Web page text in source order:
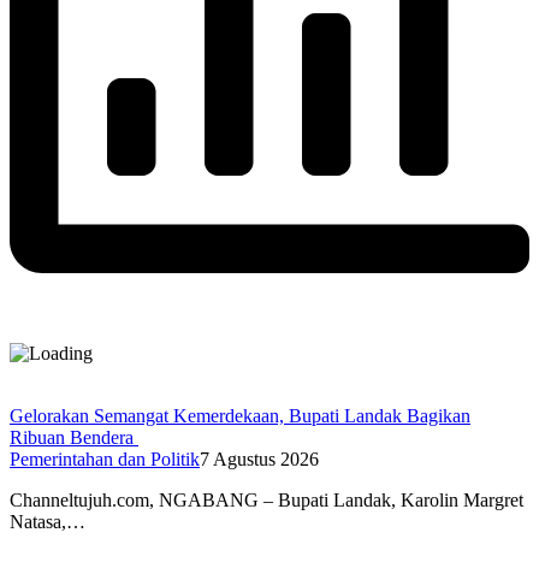
Gelorakan Semangat Kemerdekaan, Bupati Landak Bagikan
Ribuan Bendera
Pemerintahan dan Politik7 Agustus 2026
Channeltujuh.com, NGABANG – Bupati Landak, Karolin Margret
Natasa,…